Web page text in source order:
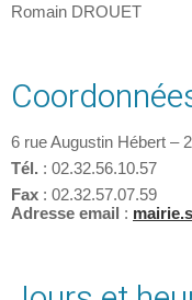
Romain DROUET
6 rue Augustin Hébert –
Tél. : 02.32.56.10.57
Fax : 02.32.57.07.59
Adresse email :